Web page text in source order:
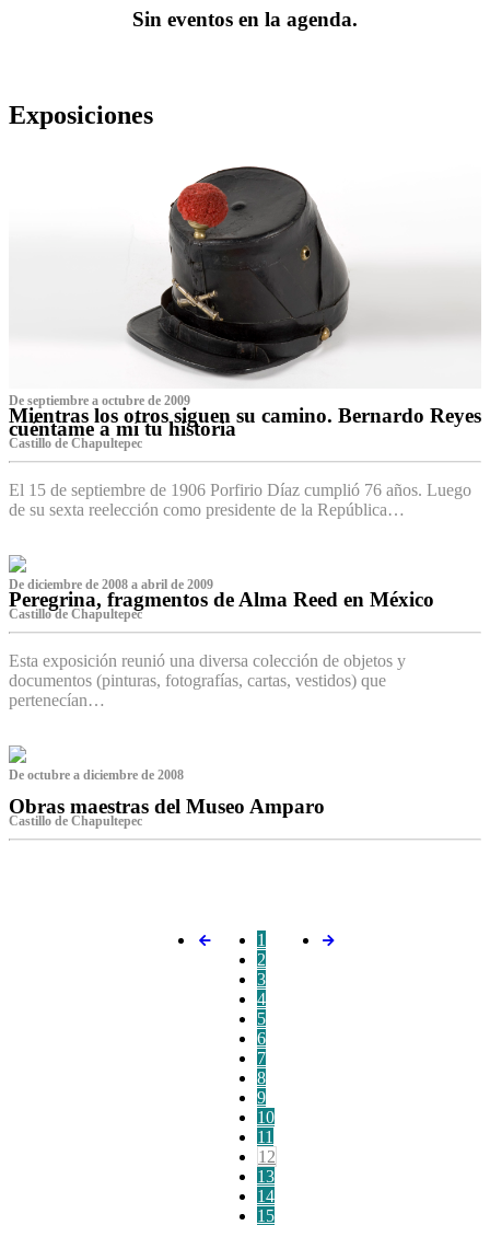
Sin eventos en la agenda.
Exposiciones
De septiembre a octubre de 2009
Mientras los otros siguen su camino. Bernardo Reyes
cuéntame a mí tu historia
Castillo de Chapultepec
El 15 de septiembre de 1906 Porfirio Díaz cumplió 76 años. Luego
de su sexta reelección como presidente de la República…
De diciembre de 2008 a abril de 2009
Peregrina, fragmentos de Alma Reed en México
Castillo de Chapultepec
Esta exposición reunió una diversa colección de objetos y
documentos (pinturas, fotografías, cartas, vestidos) que
pertenecían…
De octubre a diciembre de 2008
Obras maestras del Museo Amparo
Castillo de Chapultepec
1
2
3
4
5
6
7
8
9
10
11
12
13
14
15